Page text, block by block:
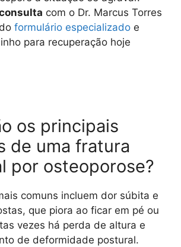
com o Dr. Marcus Torres
formulário especializado e
para recuperação hoje
os principais
de uma fratura
por osteoporose?
comuns incluem dor súbita e
que piora ao ficar em pé ou
vezes há perda de altura e
de deformidade postural.